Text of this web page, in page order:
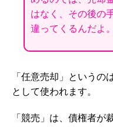
はなく、その後の
違ってくるんだよ。
「任意売却」というの
として使われます。
「競売」は、債権者が